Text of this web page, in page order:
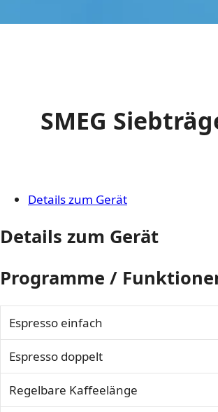
SMEG
Details zum Gerät
Details zum Gerät
Programme /
Espresso einfach
Espresso doppelt
Regelbare Kaffeelänge